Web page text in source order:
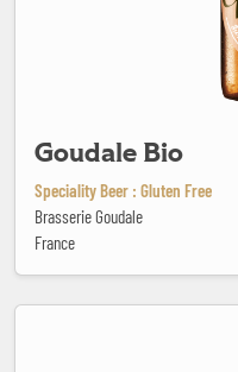
Goudale Bio
Speciality Beer : Gluten Free
Brasserie Goudale
France